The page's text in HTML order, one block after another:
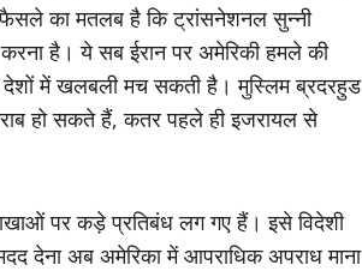
फैसले का मतलब है कि ट्रांसनेशनल सुन्नी
है। ये सब ईरान पर अमेर‍िकी हमले की
में खलबली मच सकती है। मुस्‍लि‍म ब्रदरहुड
हो सकते हैं, कतर पहले ही इजरायल से
पर कड़े प्रतिबंध लग गए हैं। इसे विदेशी
देना अब अमेरिका में आपराधिक अपराध माना